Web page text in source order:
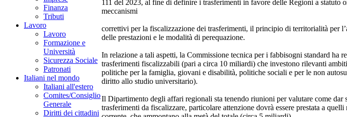
Finanza
Tributi
Lavoro
Lavoro
Formazione e
Università
Sicurezza Sociale
Patronati
Italiani nel mondo
Italiani all'estero
Comites/Consiglio
Generale
Diritti dei cittadini
111 del 2023, al fine di definire i trasferimenti in favore delle Regioni a statuto
meccanismi
correttivi per la fiscalizzazione dei trasferimenti, il principio di territorialità per
delle prestazioni e le modalità di perequazione.
In relazione a tali aspetti, la Commissione tecnica per i fabbisogni standard ha
trasferimenti fiscalizzabili (pari a circa 10 miliardi) che investono rilevanti
politiche per la famiglia, giovani e disabilità, politiche sociali e per le non
diritto allo studio universitario).
Il Dipartimento degli affari regionali sta tenendo riunioni per valutare come dar
trasferimenti da fiscalizzare, particolare attenzione dovrà essere prestata a